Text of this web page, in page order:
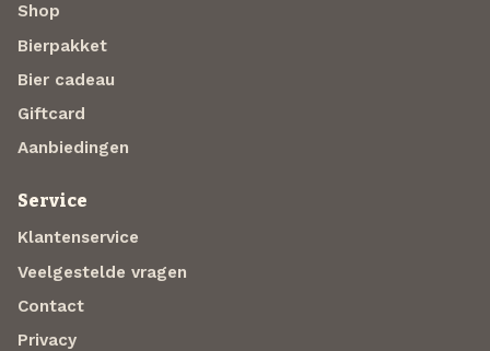
Shop
Bierpakket
Bier cadeau
Giftcard
Aanbiedingen
Service
Klantenservice
Veelgestelde vragen
Contact
Privacy